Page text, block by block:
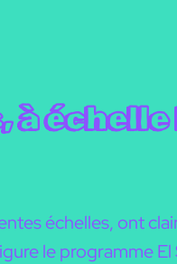
échelles, ont
le programme